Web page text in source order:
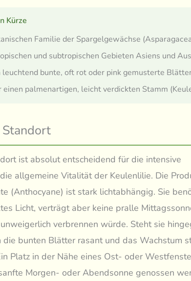
Kürze
Familie der Spargelgewächse
und subtropischen Gebieten Asiens und
leuchtend bunte, oft rot oder pink gemusterte
palmenartigen, leicht verdickten Stamm
ist absolut entscheidend für die intensive
allgemeine Vitalität der Keulenlilie. Die
(Anthocyane) ist stark lichtabhängig. Sie
Licht, verträgt aber keine pralle
verbrennen würde. Steht sie
die bunten Blätter rasant und das Wachstum
Platz in der Nähe eines Ost- oder
Morgen- oder Abendsonne genossen